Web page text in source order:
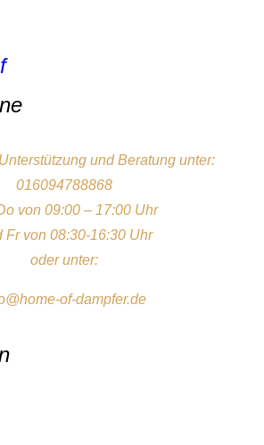
und Beratung unter:
016094788868
von 09:00 – 17:00 Uhr
Fr von 08:30-16:30 Uhr
oder unter:
of-dampfer.de